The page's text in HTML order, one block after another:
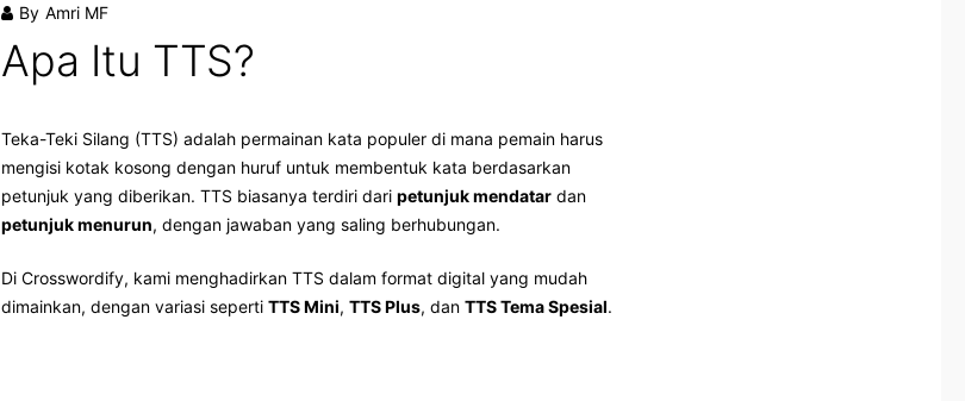
By Amri MF
Apa Itu TTS?
Teka-Teki Silang (TTS) adalah permainan kata populer di mana pemain harus
mengisi kotak kosong dengan huruf untuk membentuk kata berdasarkan
petunjuk yang diberikan. TTS biasanya terdiri daripetunjuk mendatar dan
petunjuk menurun, dengan jawaban yang saling berhubungan.
Di Crosswordify, kami menghadirkan TTS dalam format digital yang mudah
dimainkan, dengan variasi sepertiTTS Mini,TTS Plus, danTTS Tema Spesial.